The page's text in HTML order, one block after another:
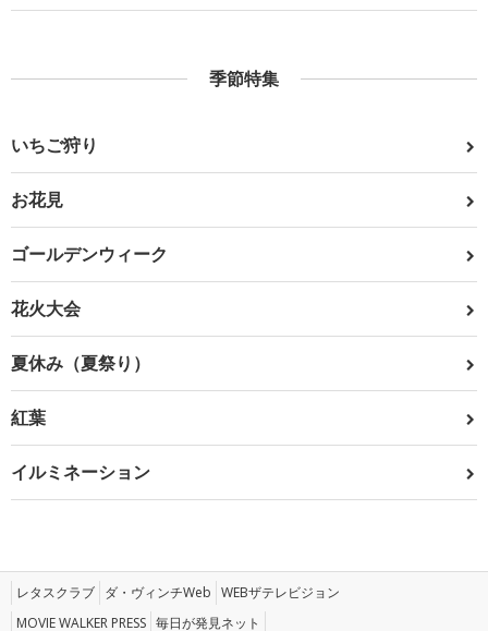
季節特集
いちご狩り
お花見
ゴールデンウィーク
花火大会
夏休み（夏祭り）
紅葉
イルミネーション
レタスクラブ ダ・ヴィンチWeb WEBザテレビジョン
MOVIE WALKER PRESS 毎日が発見ネット